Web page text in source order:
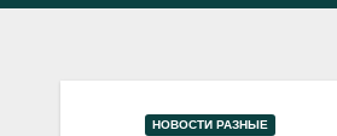
НОВОСТИ РАЗНЫЕ